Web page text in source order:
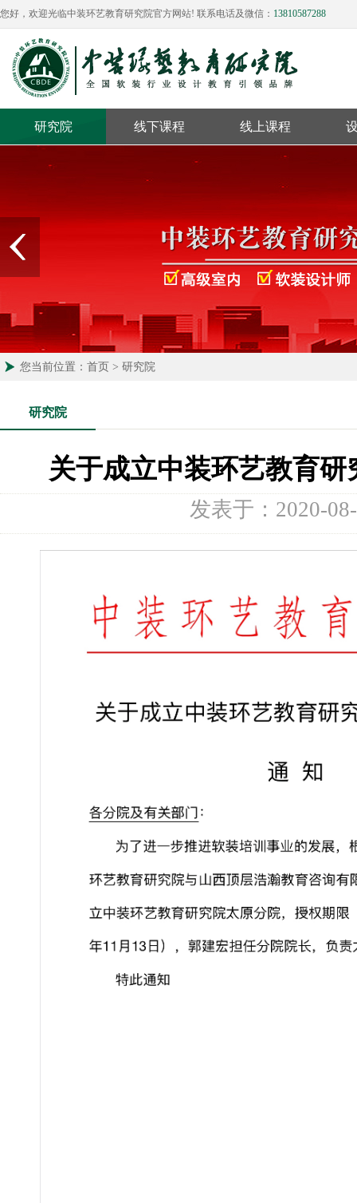
您好，欢迎光临中装环艺教育研究院官方网站! 联系电话及微信： 13810587288
研究院 线下课程 线上课程
您当前位置：首页 > 研究院
研究院
关于成立中装环艺教育
发表于：2020-